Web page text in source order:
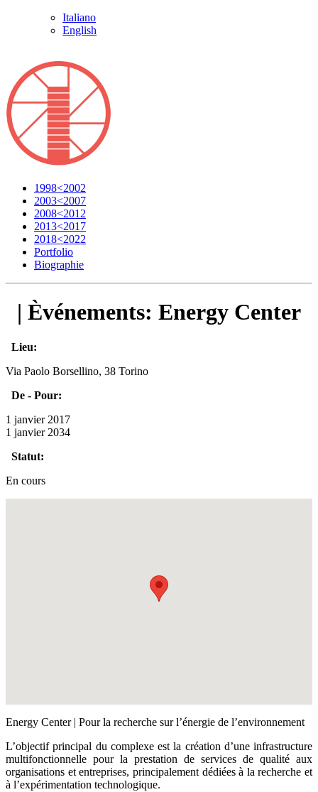
Italiano
English
1998<2002
2003<2007
2008<2012
2013<2017
2018<2022
Portfolio
Biographie
| Èvénements: Energy Center
Lieu:
Via Paolo Borsellino, 38 Torino
De - Pour:
1 janvier 2017
1 janvier 2034
Statut:
En cours
Energy Center | Pour la recherche sur l’énergie de l’environnement
L’objectif principal du complexe est la création d’une infrastructure
multifonctionnelle pour la prestation de services de qualité aux
organisations et entreprises, principalement dédiées à la recherche et
à l’expérimentation technologique.